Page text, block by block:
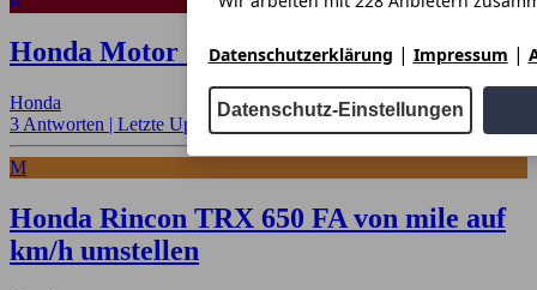
Honda Motor G100
Honda
3 Antworten | Letzte Update: Mehr als 17 jahre
M
Honda Rincon TRX 650 FA von mile auf
km/h umstellen
Datenschutzerklärung | Impressum |
Datenschutz-Einstellungen